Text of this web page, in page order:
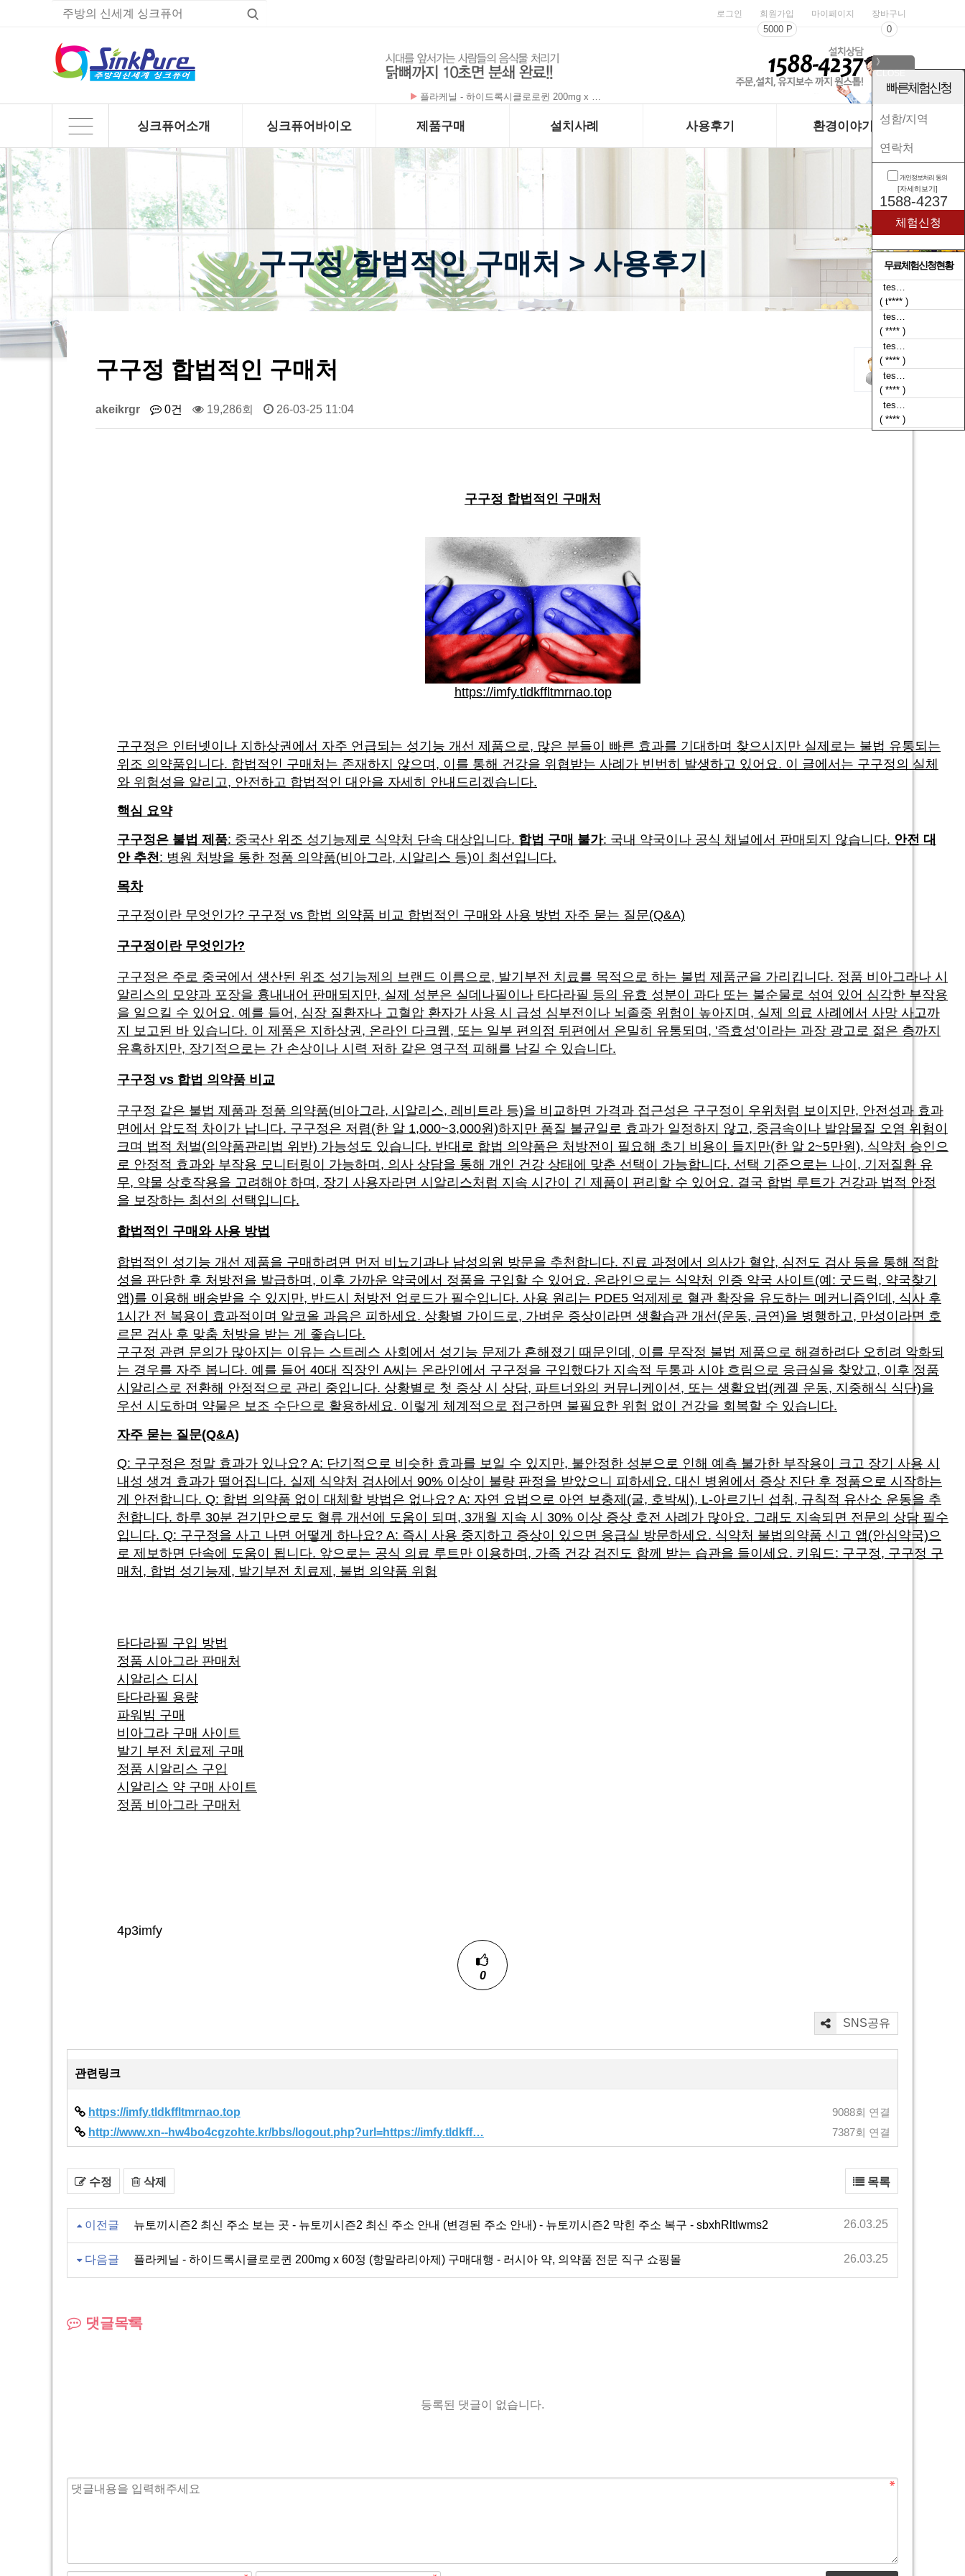
로그인 회원가입
5000 P
마이페이지 장바구니
0
플라케닐 - 하이드록시클로로퀸 200mg x …
싱크퓨어소개 싱크퓨어바이오
제품구매
하위분류
설치사례
하위분류
사용후기 환경이야기
구구정 합법적인 구매처 > 사용후기
구구정 합법적인 구매처
akeikrgr 0건 19,286회 26-03-25 11:04
구구정 합법적인 구매처
https://imfy.tldkffltmrnao.top
구구정은 인터넷이나 지하상권에서 자주 언급되는 성기능 개선 제품으로, 많은 분들이 빠른 효과를 기대하며 찾으시지만 실제로는 불법 유통되는
위조 의약품입니다. 합법적인 구매처는 존재하지 않으며, 이를 통해 건강을 위협받는 사례가 빈번히 발생하고 있어요. 이 글에서는 구구정의 실체
와 위험성을 알리고, 안전하고 합법적인 대안을 자세히 안내드리겠습니다.
핵심 요약
구구정은 불법 제품: 중국산 위조 성기능제로 식약처 단속 대상입니다. 합법 구매 불가: 국내 약국이나 공식 채널에서 판매되지 않습니다. 안전 대
안 추천 : 병원 처방을 통한 정품 의약품(비아그라, 시알리스 등)이 최선입니다.
목차
구구정이란 무엇인가? 구구정 vs 합법 의약품 비교 합법적인 구매와 사용 방법 자주 묻는 질문(Q&A)
구구정이란 무엇인가?
구구정은 주로 중국에서 생산된 위조 성기능제의 브랜드 이름으로, 발기부전 치료를 목적으로 하는 불법 제품군을 가리킵니다. 정품 비아그라나 시
알리스의 모양과 포장을 흉내내어 판매되지만, 실제 성분은 실데나필이나 타다라필 등의 유효 성분이 과다 또는 불순물로 섞여 있어 심각한 부작용
을 일으킬 수 있어요. 예를 들어, 심장 질환자나 고혈압 환자가 사용 시 급성 심부전이나 뇌졸중 위험이 높아지며, 실제 의료 사례에서 사망 사고까
지 보고된 바 있습니다. 이 제품은 지하상권, 온라인 다크웹, 또는 일부 편의점 뒤편에서 은밀히 유통되며, '즉효성'이라는 과장 광고로 젊은 층까지
유혹하지만, 장기적으로는 간 손상이나 시력 저하 같은 영구적 피해를 남길 수 있습니다.
구구정 vs 합법 의약품 비교
구구정 같은 불법 제품과 정품 의약품(비아그라, 시알리스, 레비트라 등)을 비교하면 가격과 접근성은 구구정이 우위처럼 보이지만, 안전성과 효과
면에서 압도적 차이가 납니다. 구구정은 저렴(한 알 1,000~3,000원)하지만 품질 불균일로 효과가 일정하지 않고, 중금속이나 발암물질 오염 위험이
크며 법적 처벌(의약품관리법 위반) 가능성도 있습니다. 반대로 합법 의약품은 처방전이 필요해 초기 비용이 들지만(한 알 2~5만원), 식약처 승인으
로 안정적 효과와 부작용 모니터링이 가능하며, 의사 상담을 통해 개인 건강 상태에 맞춘 선택이 가능합니다. 선택 기준으로는 나이, 기저질환 유
무, 약물 상호작용을 고려해야 하며, 장기 사용자라면 시알리스처럼 지속 시간이 긴 제품이 편리할 수 있어요. 결국 합법 루트가 건강과 법적 안정
을 보장하는 최선의 선택입니다.
합법적인 구매와 사용 방법
합법적인 성기능 개선 제품을 구매하려면 먼저 비뇨기과나 남성의원 방문을 추천합니다. 진료 과정에서 의사가 혈압, 심전도 검사 등을 통해 적합
성을 판단한 후 처방전을 발급하며, 이후 가까운 약국에서 정품을 구입할 수 있어요. 온라인으로는 식약처 인증 약국 사이트(예: 굿드럭, 약국찾기
앱)를 이용해 배송받을 수 있지만, 반드시 처방전 업로드가 필수입니다. 사용 원리는 PDE5 억제제로 혈관 확장을 유도하는 메커니즘인데, 식사 후
1시간 전 복용이 효과적이며 알코올 과음은 피하세요. 상황별 가이드로, 가벼운 증상이라면 생활습관 개선(운동, 금연)을 병행하고, 만성이라면 호
르몬 검사 후 맞춤 처방을 받는 게 좋습니다.
구구정 관련 문의가 많아지는 이유는 스트레스 사회에서 성기능 문제가 흔해졌기 때문인데, 이를 무작정 불법 제품으로 해결하려다 오히려 악화되
는 경우를 자주 봅니다. 예를 들어 40대 직장인 A씨는 온라인에서 구구정을 구입했다가 지속적 두통과 시야 흐림으로 응급실을 찾았고, 이후 정품
시알리스로 전환해 안정적으로 관리 중입니다. 상황별로 첫 증상 시 상담, 파트너와의 커뮤니케이션, 또는 생활요법(케겔 운동, 지중해식 식단)을
우선 시도하며 약물은 보조 수단으로 활용하세요. 이렇게 체계적으로 접근하면 불필요한 위험 없이 건강을 회복할 수 있습니다.
자주 묻는 질문(Q&A)
Q: 구구정은 정말 효과가 있나요? A: 단기적으로 비슷한 효과를 보일 수 있지만, 불안정한 성분으로 인해 예측 불가한 부작용이 크고 장기 사용 시
내성 생겨 효과가 떨어집니다. 실제 식약처 검사에서 90% 이상이 불량 판정을 받았으니 피하세요. 대신 병원에서 증상 진단 후 정품으로 시작하는
게 안전합니다. Q: 합법 의약품 없이 대체할 방법은 없나요? A: 자연 요법으로 아연 보충제(굴, 호박씨), L-아르기닌 섭취, 규칙적 유산소 운동을 추
천합니다. 하루 30분 걷기만으로도 혈류 개선에 도움이 되며, 3개월 지속 시 30% 이상 증상 호전 사례가 많아요. 그래도 지속되면 전문의 상담 필수
입니다. Q: 구구정을 사고 나면 어떻게 하나요? A: 즉시 사용 중지하고 증상이 있으면 응급실 방문하세요. 식약처 불법의약품 신고 앱(안심약국)으
로 제보하면 단속에 도움이 됩니다. 앞으로는 공식 의료 루트만 이용하며, 가족 건강 검진도 함께 받는 습관을 들이세요. 키워드: 구구정, 구구정 구
매처, 합법 성기능제, 발기부전 치료제, 불법 의약품 위험
타다라필 구입 방법
정품 시아그라 판매처
시알리스 디시
타다라필 용량
파워빔 구매
비아그라 구매 사이트
발기 부전 치료제 구매
정품 시알리스 구입
시알리스 약 구매 사이트
정품 비아그라 구매처
4p3imfy
0
SNS공유
관련링크
https://imfy.tldkffltmrnao.top 9088회 연결
http://www.xn--hw4bo4cgzohte.kr/bbs/logout.php?url=https://imfy.tldkff… 7387회 연결
수정 삭제 목록
이전글 뉴토끼시즌2 최신 주소 보는 곳 - 뉴토끼시즌2 최신 주소 안내 (변경된 주소 안내) - 뉴토끼시즌2 막힌 주소 복구 - sbxhRltlwms2 26.03.25
다음글 플라케닐 - 하이드록시클로로퀸 200mg x 60정 (항말라리아제) 구매대행 - 러시아 약, 의약품 전문 직구 쇼핑몰 26.03.25
댓글목록
등록된 댓글이 없습니다.
》
빠른체험신청
개인정보처리 동의
[자세히보기]
1588-4237
무료체험신청현황
tes…
( t**** )
tes…
( **** )
tes…
( **** )
tes…
( **** )
tes…
( **** )